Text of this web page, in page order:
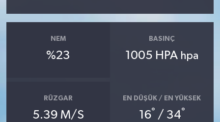
NEM
%23
BASINÇ
1005 HPA hpa
RÜZGAR
5.39 M/S
EN DÜŞÜK / EN YÜKSEK
16° / 34°